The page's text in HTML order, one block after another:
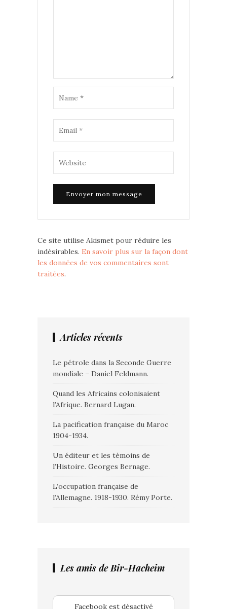
Ce site utilise Akismet pour réduire les
indésirables. En savoir plus sur la façon dont
les données de vos commentaires sont
traitées.
Articles récents
Le pétrole dans la Seconde Guerre
mondiale – Daniel Feldmann.
Quand les Africains colonisaient
l’Afrique. Bernard Lugan.
La pacification française du Maroc
1904-1934.
Un éditeur et les témoins de
l’Histoire. Georges Bernage.
L’occupation française de
l’Allemagne. 1918-1930. Rémy Porte.
Les amis de Bir-Hacheim
Facebook est désactivé